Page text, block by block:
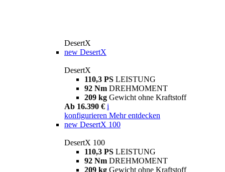
DesertX
new DesertX
DesertX
110,3 PS LEISTUNG
92 Nm DREHMOMENT
209 kg Gewicht ohne Kraftstoff
Ab 16.390 € i
konfigurieren Mehr entdecken
new DesertX 100
DesertX 100
110,3 PS LEISTUNG
92 Nm DREHMOMENT
209 kg Gewicht ohne Kraftstoff